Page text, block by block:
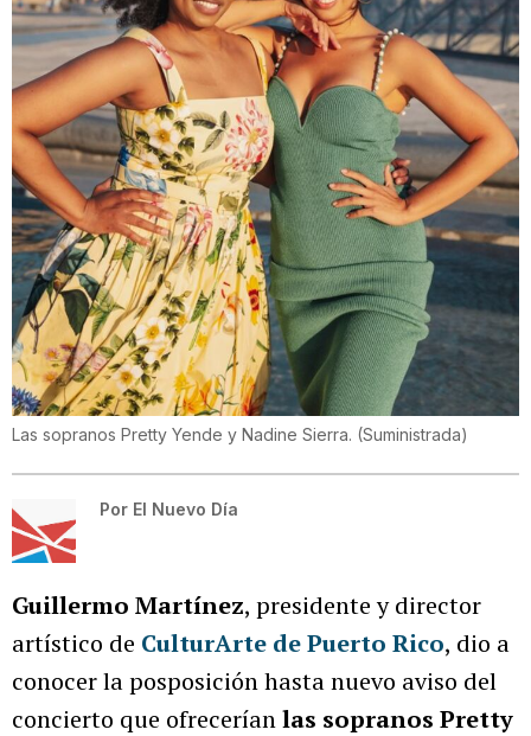
Las sopranos Pretty Yende y Nadine Sierra. (Suministrada)
Por El Nuevo Día
Guillermo Martínez, presidente y director
artístico de CulturArte de Puerto Rico, dio a
conocer la posposición hasta nuevo aviso del
concierto que ofreceríanlas sopranos Pretty